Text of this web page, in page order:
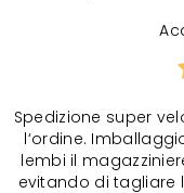
Spedizione super
l‘ordine.
lembi il
evitando di tagliare